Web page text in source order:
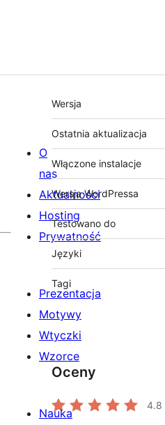
Meta
Wersja
Ostatnia aktualizacja
Włączone instalacje
Wersja WordPressa
Testowano do
Języki
Tagi
Oceny
4.8
O
nas
Aktualności
Hosting
Prywatność
Prezentacja
Motywy
Wtyczki
Wzorce
Nauka